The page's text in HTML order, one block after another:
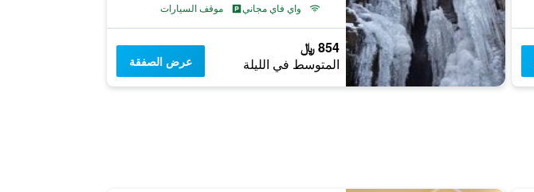
واي فاي مجاني
موقف السيارات
854 ﷼
المتوسط في الليلة عرض الصفقة